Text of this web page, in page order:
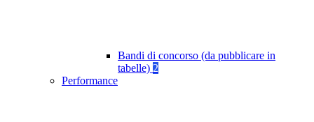
Bandi di concorso (da pubblicare in
tabelle) 2
Performance